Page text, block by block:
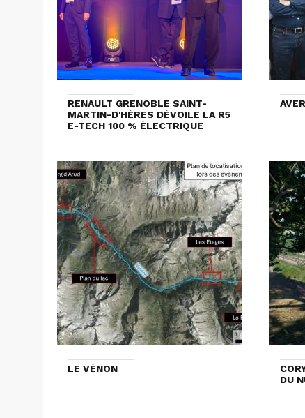
RENAULT GRENOBLE SAINT-
MARTIN-D'HÈRES DÉVOILE LA R5
E-TECH 100 % ÉLECTRIQUE
LE VÉNON
DU